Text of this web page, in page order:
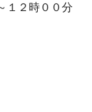
１２時００分